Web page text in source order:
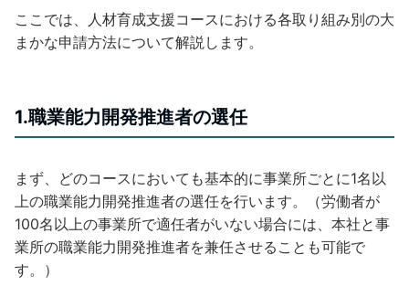
ここでは、人材育成支援コースにおける各取り組み別の大
まかな申請方法について解説します。
1.職業能力開発推進者の選任
まず、どのコースにおいても基本的に事業所ごとに1名以
上の職業能力開発推進者の選任を行います。（労働者が
100名以上の事業所で適任者がいない場合には、本社と事
業所の職業能力開発推進者を兼任させることも可能で
す。）